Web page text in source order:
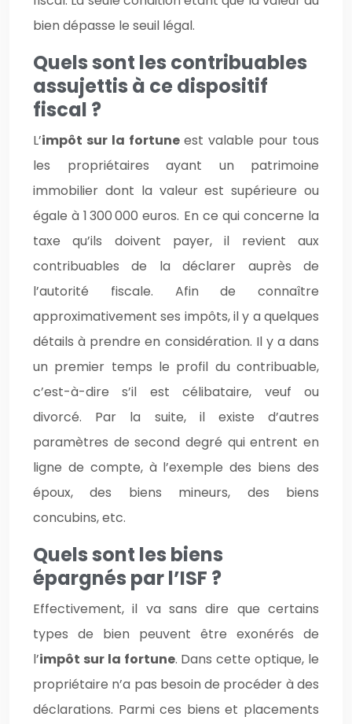
bien dépasse le seuil légal.
Quels sont les contribuables
assujettis à ce dispositif
fiscal ?
L’impôt sur la fortune est valable pour tous
les propriétaires ayant un patrimoine
immobilier dont la valeur est supérieure ou
égale à 1 300 000 euros. En ce qui concerne la
taxe qu’ils doivent payer, il revient aux
contribuables de la déclarer auprès de
l’autorité fiscale. Afin de connaître
approximativement ses impôts, il y a quelques
détails à prendre en considération. Il y a dans
un premier temps le profil du contribuable,
c’est-à-dire s’il est célibataire, veuf ou
divorcé. Par la suite, il existe d’autres
paramètres de second degré qui entrent en
ligne de compte, à l’exemple des biens des
époux, des biens mineurs, des biens
concubins, etc.
Quels sont les biens
épargnés par l’ISF ?
Effectivement, il va sans dire que certains
types de bien peuvent être exonérés de
l’impôt sur la fortune. Dans cette optique, le
propriétaire n’a pas besoin de procéder à des
déclarations. Parmi ces biens et placements